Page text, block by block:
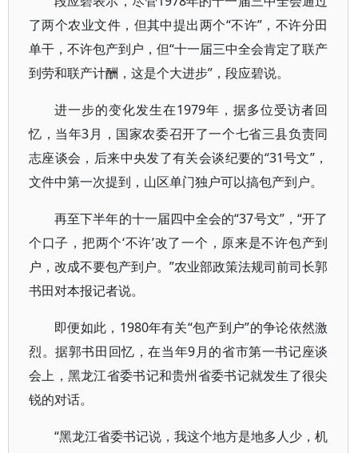
了两个农业文件，但其中提出两个“不许”，不许分田
单干，不许包产到户，但“十一届三中全会肯定了联产
到劳和联产计酬，这是个大进步”，段应碧说。
进一步的变化发生在1979年，据多位受访者回
忆，当年3月，国家农委召开了一个七省三县负责同
志座谈会，后来中央发了有关会谈纪要的“31号文”，
文件中第一次提到，山区单门独户可以搞包产到户。
再至下半年的十一届四中全会的“37号文”，“开了
个口子，把两个‘不许’改了一个，原来是不许包产到
户，改成不要包产到户。”农业部政策法规司前司长郭
书田对本报记者说。
即便如此，1980年有关“包产到户”的争论依然激
烈。据郭书田回忆，在当年9月的省市第一书记座谈
会上，黑龙江省委书记和贵州省委书记就发生了很尖
锐的对话。
“黑龙江省委书记说，我这个地方是地多人少，机